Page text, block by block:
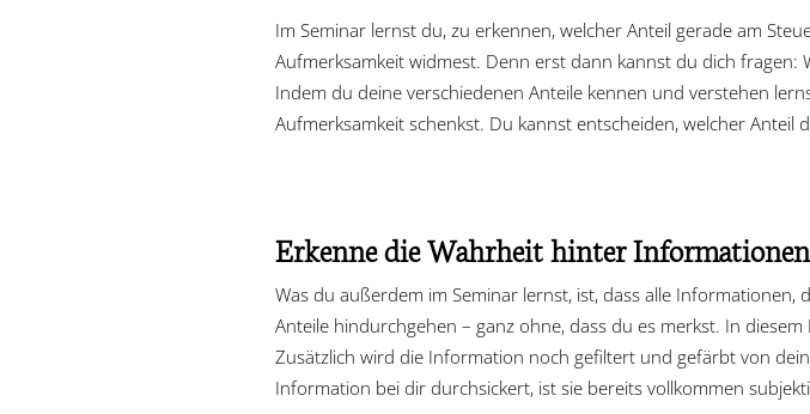
Im Seminar lernst du, zu erkennen, welcher Anteil gerade am
Aufmerksamkeit widmest. Denn erst dann kannst du dich fragen:
Indem du deine verschiedenen Anteile kennen und verstehen
Aufmerksamkeit schenkst. Du kannst entscheiden, welcher
Erkenne die Wahrheit hinter Informationen
Was du außerdem im Seminar lernst, ist, dass alle
Anteile hindurchgehen – ganz ohne, dass du es merkst. In
Zusätzlich wird die Information noch gefiltert und gefärbt von
Information bei dir durchsickert, ist sie bereits vollkommen